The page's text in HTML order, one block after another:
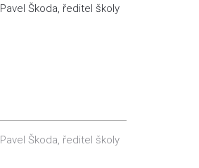
Pavel Škoda, ředitel školy
Pavel Škoda, ředitel školy